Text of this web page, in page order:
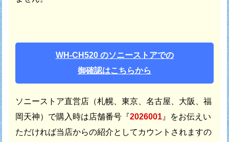
WH-CH520 のソニーストアでの
御確認はこちらから
ソニーストア直営店（札幌、東京、名古屋、大阪、福
岡天神）で購入時は店舗番号『2026001』をお伝えい
ただければ当店からの紹介としてカウントされますの